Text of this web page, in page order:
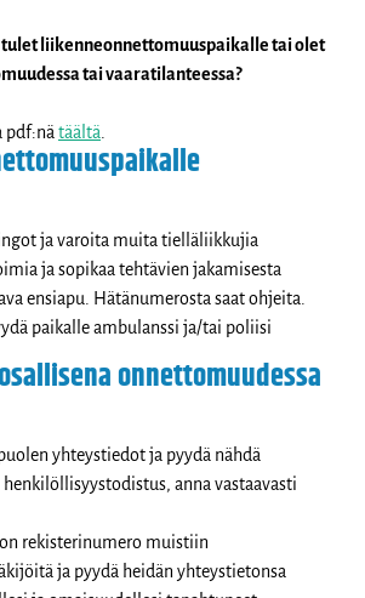
liikenneonnettomuuspaikalle tai olet
tai vaaratilanteessa?
pdf:nä täältä
ja varoita muita tielläliikkujia
ja sopikaa tehtävien jakamisesta
ensiapu. Hätänumerosta saat ohjeita.
paikalle ambulanssi ja/tai poliisi
onnettomuudessa
yhteystiedot ja pyydä nähdä
anna vastaavasti
rekisterinumero muistiin
ja pyydä heidän yhteystietonsa